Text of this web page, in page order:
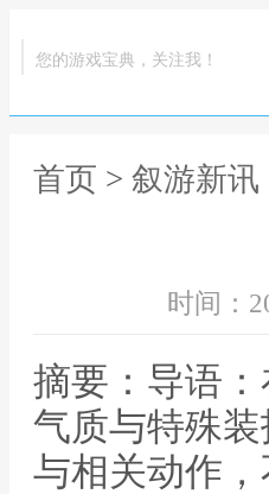
您的游戏宝典，关注我！
首页 > 叙游新讯
时间：
摘要：导语
气质与特殊
与相关动作